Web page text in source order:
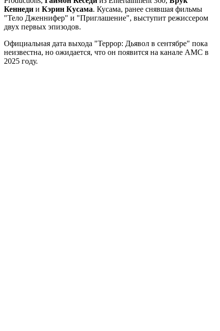
Кеннеди и Кэрин Кусама. Кусама, ранее снявшая фильмы
"Тело Дженнифер" и "Приглашение", выступит режиссером
двух первых эпизодов.
Официальная дата выхода "Террор: Дьявол в сентябре" пока
неизвестна, но ожидается, что он появится на канале AMC в
2025 году.